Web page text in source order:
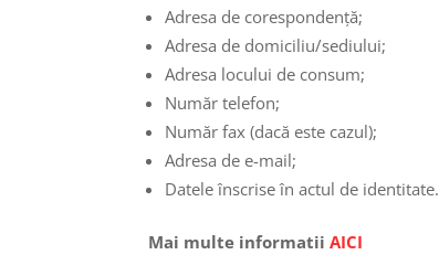
Adresa de corespondență;
Adresa de domiciliu/sediului;
Adresa locului de consum;
Număr telefon;
Număr fax (dacă este cazul);
Adresa de e-mail;
Datele înscrise în actul de identitate.
Mai multe informatiiAICI